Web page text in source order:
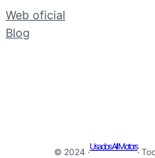
Web oficial
Blog
© 2024 ·
Usados All Motors
·